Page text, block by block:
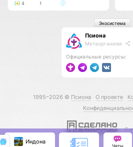
4 1
Псиона
Метаорганизм
Официальные ресурсы:
Экосистема
1995–2026 © Псиона О проекте
С
Индона
Чаты